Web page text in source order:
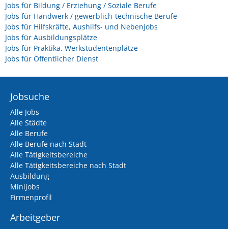
Jobs für Bildung / Erziehung / Soziale Berufe
Jobs für Handwerk / gewerblich-technische Berufe
Jobs für Hilfskräfte, Aushilfs- und Nebenjobs
Jobs für Ausbildungsplätze
Jobs für Praktika, Werkstudentenplätze
Jobs für Öffentlicher Dienst
Jobsuche
Alle Jobs
Alle Städte
Alle Berufe
Alle Berufe nach Stadt
Alle Tätigkeitsbereiche
Alle Tätigkeitsbereiche nach Stadt
Ausbildung
Minijobs
Firmenprofil
Arbeitgeber